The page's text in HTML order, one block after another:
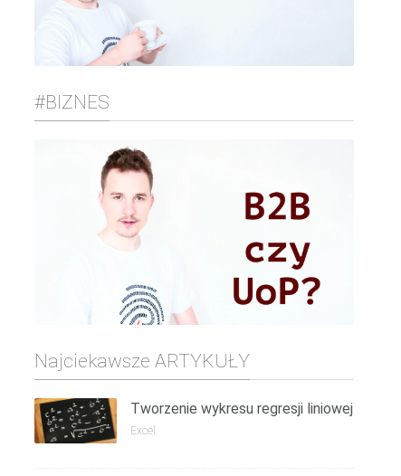
#BIZNES
Najciekawsze ARTYKUŁY
Tworzenie wykresu regresji liniowej
Excel